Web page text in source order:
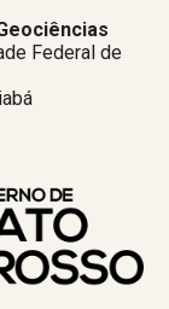
Federal de